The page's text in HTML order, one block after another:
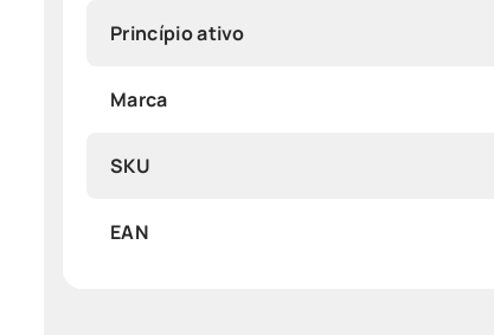
Princípio ativo
Marca
SKU
EAN